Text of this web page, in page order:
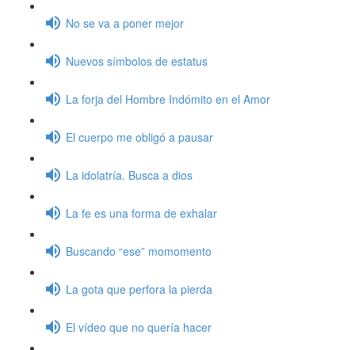
No se va a poner mejor
Nuevos símbolos de estatus
La forja del Hombre Indómito en el Amor
El cuerpo me obligó a pausar
La idolatría. Busca a dios
La fe es una forma de exhalar
Buscando “ese” momomento
La gota que perfora la pierda
El vídeo que no quería hacer